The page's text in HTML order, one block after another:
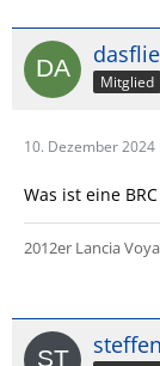
Mitglied
10. Dezember 2024
Was ist eine
2012er Lancia